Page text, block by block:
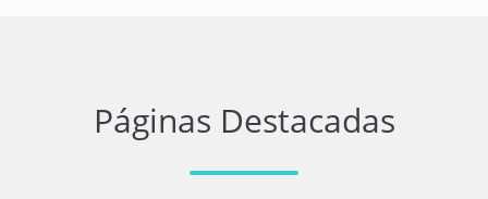
Páginas Destacadas